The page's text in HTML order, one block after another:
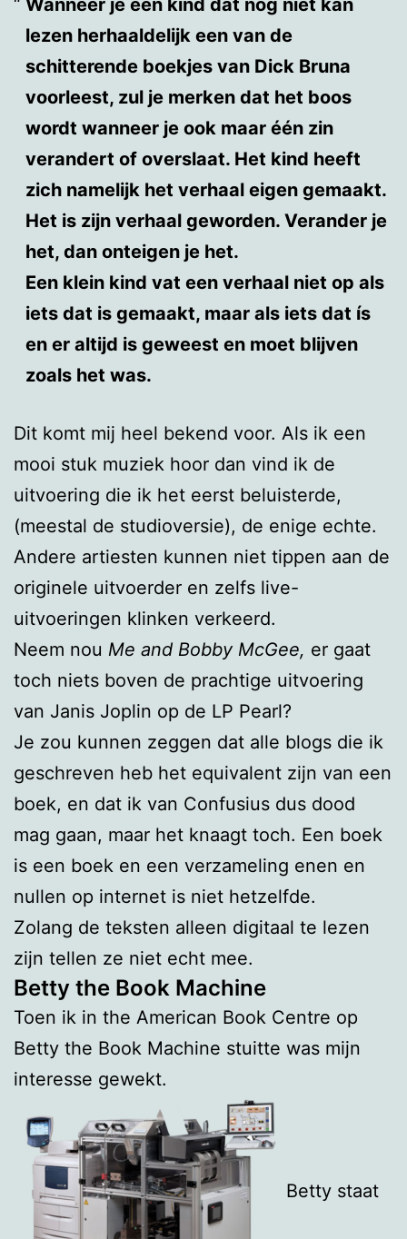
lezen herhaaldelijk een van de
schitterende boekjes van Dick Bruna
voorleest, zul je merken dat het boos
wordt wanneer je ook maar één zin
verandert of overslaat. Het kind heeft
zich namelijk het verhaal eigen gemaakt.
Het is zijn verhaal geworden. Verander je
het, dan onteigen je het.
Een klein kind vat een verhaal niet op als
iets dat is gemaakt, maar als iets dat ís
en er altijd is geweest en moet blijven
zoals het was.
Dit komt mij heel bekend voor. Als ik een
mooi stuk muziek hoor dan vind ik de
uitvoering die ik het eerst beluisterde,
(meestal de studioversie), de enige echte.
Andere artiesten kunnen niet tippen aan de
originele uitvoerder en zelfs live-
uitvoeringen klinken verkeerd.
Neem nou Me and Bobby McGee, er gaat
toch niets boven de prachtige uitvoering
van Janis Joplin op de LP Pearl?
Je zou kunnen zeggen dat alle blogs die ik
geschreven heb het equivalent zijn van een
boek, en dat ik van Confusius dus dood
mag gaan, maar het knaagt toch. Een boek
is een boek en een verzameling enen en
nullen op internet is niet hetzelfde.
Zolang de teksten alleen digitaal te lezen
zijn tellen ze niet echt mee.
Betty the Book Machine
Toen ik in the American Book Centre op
Betty the Book Machine stuitte was mijn
interesse gewekt.
Betty staat